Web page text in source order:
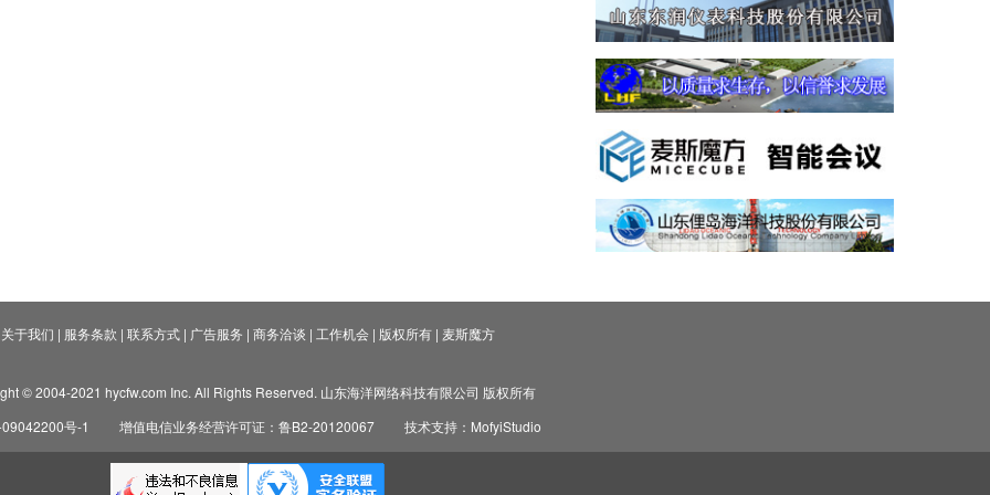
关于我们 | 服务条款 | 联系方式| 广告服务 | 商务洽谈 | 工作机会| 版权所有| 麦斯魔方
© 2004-2021 hycfw.com Inc. All Rights Reserved. 山东海洋网络科技有限公司 版权所有
号-1
增值电信业务经营许可证：鲁B2-20120067 技术支持：MofyiStudio